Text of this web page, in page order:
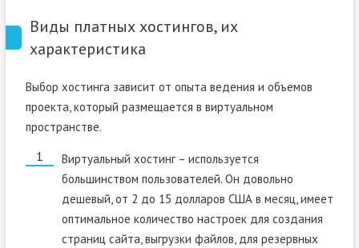
Виды платных хостингов, их
характеристика
Выбор хостинга зависит от опыта ведения и объемов
проекта, который размещается в виртуальном
пространстве.
Виртуальный хостинг – используется
большинством пользователей. Он довольно
дешевый, от 2 до 15 долларов США в месяц, имеет
оптимальное количество настроек для создания
страниц сайта, выгрузки файлов, для резервных